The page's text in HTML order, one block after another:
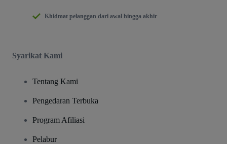
Khidmat pelanggan dari awal hingga akhir
Syarikat Kami
Tentang Kami
Pengedaran Terbuka
Program Afiliasi
Pelabur